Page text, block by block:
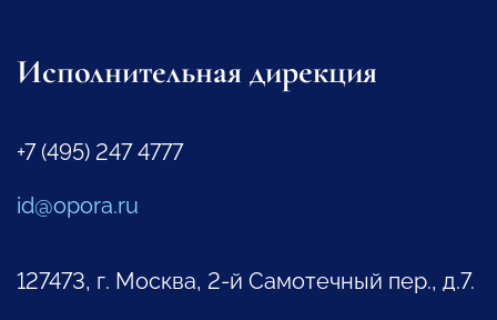
Исполнительная дирекция
+7 (495) 247 4777
id@opora.ru
127473, г. Москва, 2-й Самотечный пер., д.7.